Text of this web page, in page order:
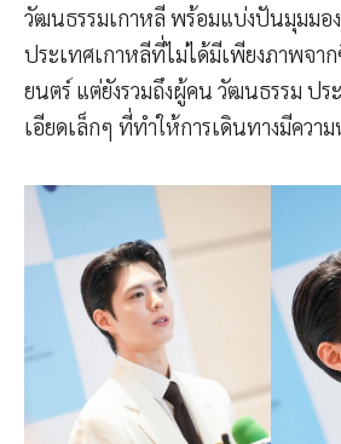
วัฒนธรรมเกาหลี พร้อมแบ่งปันมุมมอ
ประเทศเกาหลีที่ไม่ได้มีเพียงภาพจา
ยนตร์ แต่ยังรวมถึงผู้คน วัฒนธรรม ปร
เอียดเล็กๆ ที่ทำให้การเดินทางมีควา